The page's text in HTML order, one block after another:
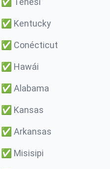
✅ Kentucky
✅ Conécticut
✅ Hawái
✅ Alabama
✅ Kansas
✅ Arkansas
✅ Misisipi